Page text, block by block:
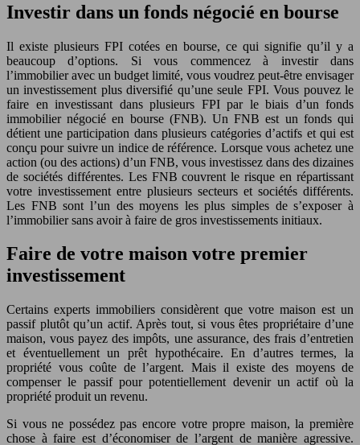
Investir dans un fonds négocié en bourse
Il existe plusieurs FPI cotées en bourse, ce qui signifie qu’il y a
beaucoup d’options. Si vous commencez à investir dans
l’immobilier avec un budget limité, vous voudrez peut-être envisager
un investissement plus diversifié qu’une seule FPI. Vous pouvez le
faire en investissant dans plusieurs FPI par le biais d’un fonds
immobilier négocié en bourse (FNB). Un FNB est un fonds qui
détient une participation dans plusieurs catégories d’actifs et qui est
conçu pour suivre un indice de référence. Lorsque vous achetez une
action (ou des actions) d’un FNB, vous investissez dans des dizaines
de sociétés différentes. Les FNB couvrent le risque en répartissant
votre investissement entre plusieurs secteurs et sociétés différents.
Les FNB sont l’un des moyens les plus simples de s’exposer à
l’immobilier sans avoir à faire de gros investissements initiaux.
Faire de votre maison votre premier
investissement
Certains experts immobiliers considèrent que votre maison est un
passif plutôt qu’un actif. Après tout, si vous êtes propriétaire d’une
maison, vous payez des impôts, une assurance, des frais d’entretien
et éventuellement un prêt hypothécaire. En d’autres termes, la
propriété vous coûte de l’argent. Mais il existe des moyens de
compenser le passif pour potentiellement devenir un actif où la
propriété produit un revenu.
Si vous ne possédez pas encore votre propre maison, la première
chose à faire est d’économiser de l’argent de manière agressive.